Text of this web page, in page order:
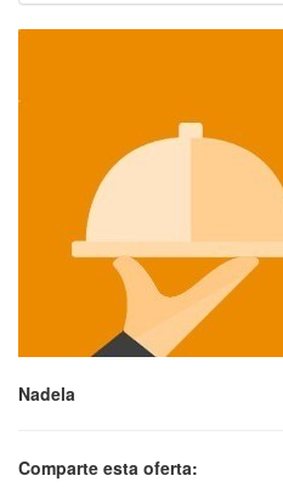
Nadela
Comparte esta oferta: